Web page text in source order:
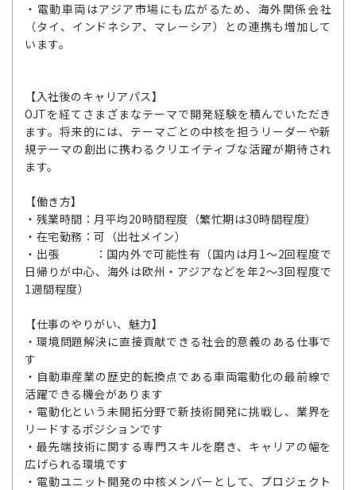
・電動車両はアジア市場にも広がるため、海外関係会社
（タイ、インドネシア、マレーシア）との連携も増加して
います。
【入社後のキャリアパス】
OJTを経てさまざまなテーマで開発経験を積んでいただき
ます。将来的には、テーマごとの中核を担うリーダーや新
規テーマの創出に携わるクリエイティブな活躍が期待され
ます。
【働き方】
・残業時間：月平均20時間程度（繁忙期は30時間程度）
・在宅勤務：可（出社メイン）
・出張 ：国内外で可能性有（国内は月1～2回程度で
日帰りが中心、海外は欧州・アジアなどを年2～3回程度で
1週間程度）
【仕事のやりがい、魅力】
・環境問題解決に直接貢献できる社会的意義のある仕事で
す
・自動車産業の歴史的転換点である車両電動化の最前線で
活躍できる機会があります
・電動化という未開拓分野で新技術開発に挑戦し、業界を
リードするポジションです
・最先端技術に関する専門スキルを磨き、キャリアの幅を
広げられる環境です
・電動ユニット開発の中核メンバーとして、プロジェクト